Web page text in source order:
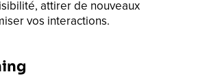
attirer de nouveaux
vos interactions.